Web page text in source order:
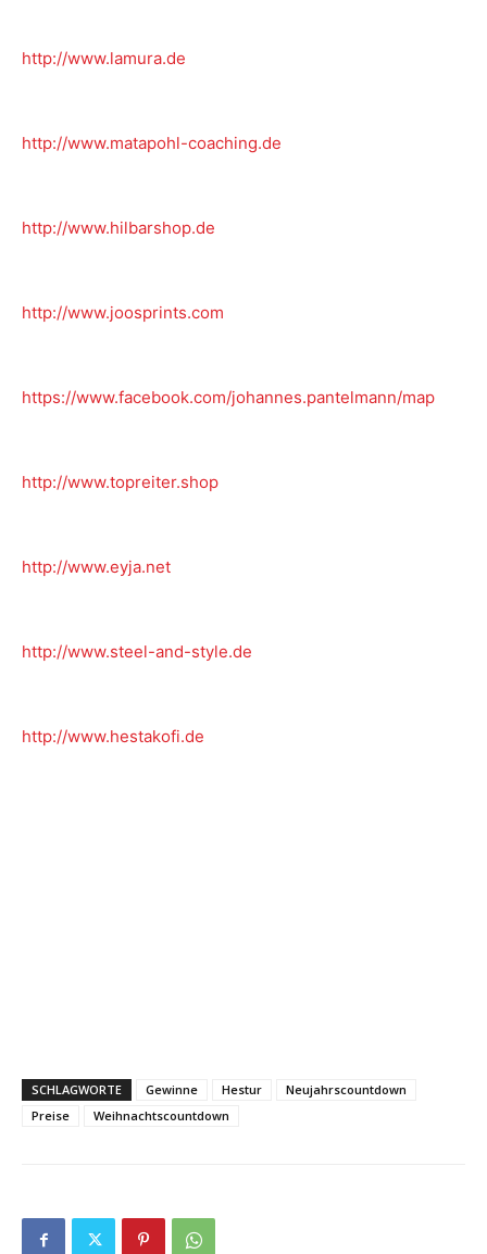
http://www.lamura.de
http://www.matapohl-coaching.de
http://www.hilbarshop.de
http://www.joosprints.com
https://www.facebook.com/johannes.pantelmann/map
http://www.topreiter.shop
http://www.eyja.net
http://www.steel-and-style.de
http://www.hestakofi.de
SCHLAGWORTE Gewinne Hestur
Neujahrscountdown
Preise
Weihnachtscountdown